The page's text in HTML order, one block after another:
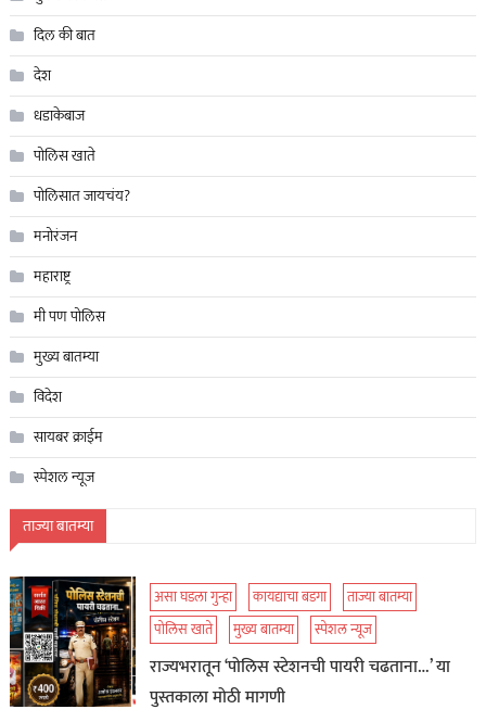
दिल की बात
देश
धडाकेबाज
पोलिस खाते
पोलिसात जायचंय?
मनोरंजन
महाराष्ट्र
मी पण पोलिस
मुख्य बातम्या
विदेश
सायबर क्राईम
स्पेशल न्यूज
ताज्या बातम्या
असा घडला गुन्हा कायद्याचा बडगा
ताज्या बातम्या
पोलिस खाते
मुख्य बातम्या स्पेशल न्यूज
राज्यभरातून ‘पोलिस स्टेशनची पायरी चढताना…’ या
पुस्तकाला मोठी मागणी